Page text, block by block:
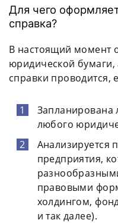
Для чего
справка?
В настоящий момент
юридической бумаги,
справки проводится,
Запланирована
любого
Анализируется
предприятия,
правовыми
холдингом,
и так далее).